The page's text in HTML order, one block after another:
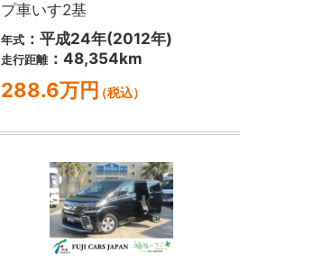
プ車いす2基
年式 ：平成24年(2012年)
走行距離：48,354km
288.6万円（税込）